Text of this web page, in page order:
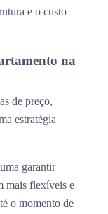
e o custo
na
de preço,
estratégia
garantir
mais flexíveis e
o momento de